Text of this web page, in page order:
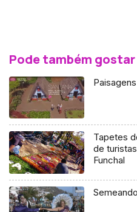
Pode também gostar
Tapetes
de
Funchal